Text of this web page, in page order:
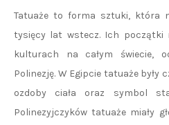
Tatuaże to forma sztuki, która
tysięcy lat wstecz. Ich początki
kulturach na całym świecie,
Polinezję. W Egipcie tatuaże
ozdoby ciała oraz symbol
Polinezyjczyków tatuaże miały